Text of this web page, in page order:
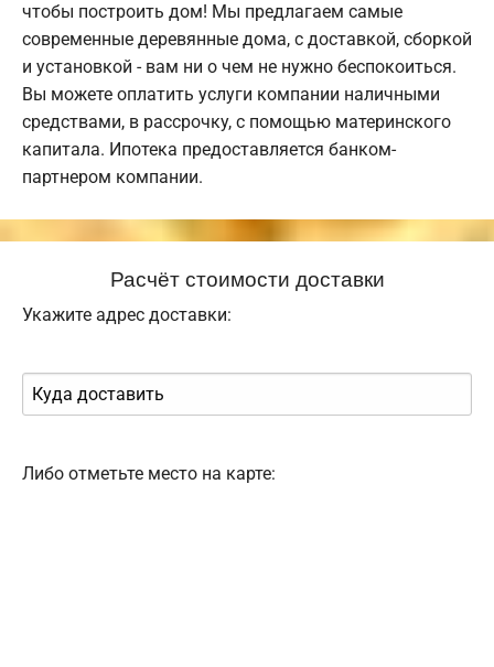
чтобы построить дом! Мы предлагаем самые
современные деревянные дома, с доставкой, сборкой
и установкой - вам ни о чем не нужно беспокоиться.
Вы можете оплатить услуги компании наличными
средствами, в рассрочку, с помощью материнского
капитала. Ипотека предоставляется банком-
партнером компании.
Расчёт стоимости доставки
Укажите адрес доставки:
Либо отметьте место на карте: